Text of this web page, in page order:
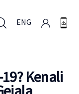
ENG
ENGKenali